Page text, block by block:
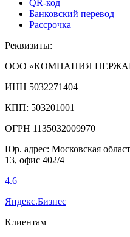
QR-код
Банковский перевод
Рассрочка
Реквизиты:
ООО «КОМПАНИЯ
ИНН 5032271404
КПП: 503201001
ОГРН 1135032009970
Юр. адрес: Московская
13, офис 402/4
4.6
Яндекс.Бизнес
Клиентам